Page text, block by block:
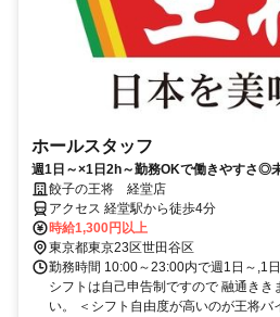
ホールスタッフ
週1日～×1日2h～勤務OKで働きやすさ◎
歓迎♪駅チカで通いやすさ抜群★
餃子の王将 経堂店
アクセス 経堂駅から徒歩4分
時給1,300円以上
東京都東京23区世田谷区
勤務時間 10:00～23:00内で週1日～,1
シフトは自己申告制ですので 融通きき
い。 ＜シフト自由度が高いのが王将バ